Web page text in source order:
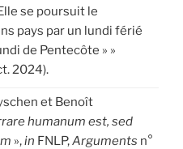
se poursuit le
pays par un lundi férié
de Pentecôte » »
2024).
et Benoît
humanum est, sed
»,in FNLP,Arguments n°